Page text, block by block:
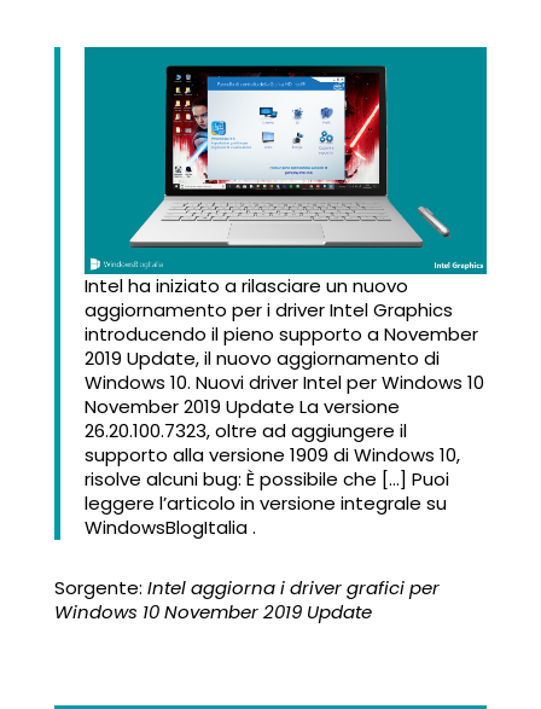
Intel ha iniziato a rilasciare un nuovo
aggiornamento per i driver Intel Graphics
introducendo il pieno supporto a November
2019 Update, il nuovo aggiornamento di
Windows 10. Nuovi driver Intel per Windows 10
November 2019 Update La versione
26.20.100.7323, oltre ad aggiungere il
supporto alla versione 1909 di Windows 10,
risolve alcuni bug: È possibile che […] Puoi
leggere l’articolo in versione integrale su
WindowsBlogItalia .
Sorgente: Intel aggiorna i driver grafici per
Windows 10 November 2019 Update